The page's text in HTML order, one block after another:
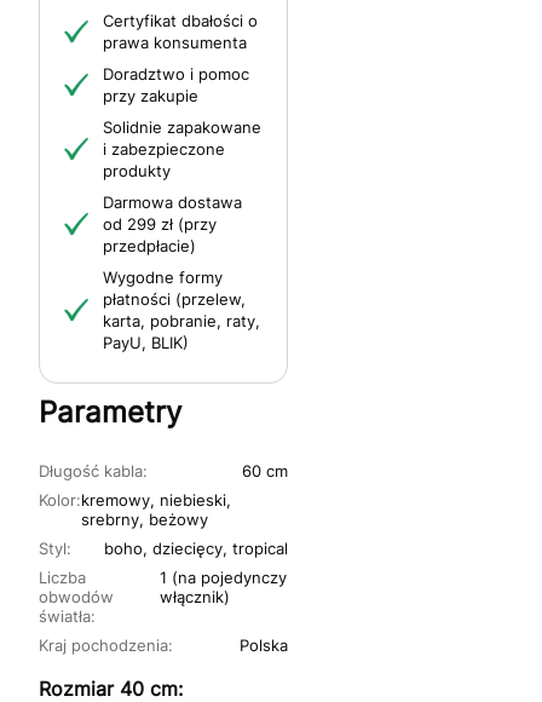
Certyfikat dbałości o
prawa konsumenta
Doradztwo i pomoc
przy zakupie
Solidnie zapakowane
i zabezpieczone
produkty
Darmowa dostawa
od 299 zł (przy
przedpłacie)
Wygodne formy
płatności (przelew,
karta, pobranie, raty,
PayU, BLIK)
Parametry
Kolor:kremowy, niebieski,
srebrny, beżowy
Styl:
boho, dziecięcy, tropical
Kraj pochodzenia: Polska
Liczba
obwodów
światła:
1 (na pojedynczy
włącznik)
Długość kabla: 60 cm
Rozmiar 40 cm: